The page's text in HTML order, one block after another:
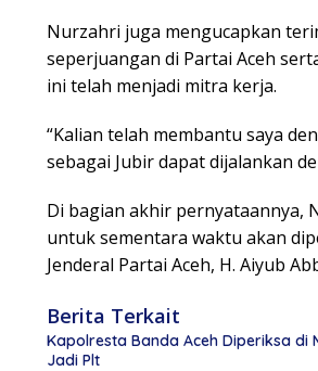
Nurzahri juga mengucapkan
seperjuangan di Partai Aceh
ini telah menjadi mitra kerja.
“Kalian telah membantu saya
sebagai Jubir dapat dijalankan
Di bagian akhir pernyataannya,
untuk sementara waktu akan
Jenderal Partai Aceh, H. Aiyub
Berita Terkait
Kapolresta Banda Aceh Diperiksa di
Jadi Plt